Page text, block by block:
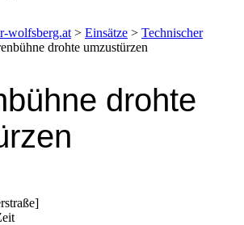
wolfsberg.at > Einsätze > Technischer
drohte umzustürzen
drohte